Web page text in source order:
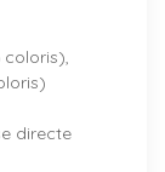
coloris),
directe